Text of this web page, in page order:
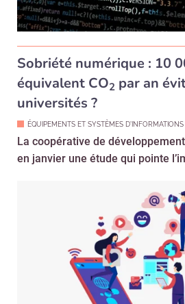
Sobriété numérique : 10
équivalent CO2 par an
universités ?
ÉQUIPEMENTS ET SYSTÈMES D'INFORMATIONS
La coopérative de
en janvier une étude qui pointe